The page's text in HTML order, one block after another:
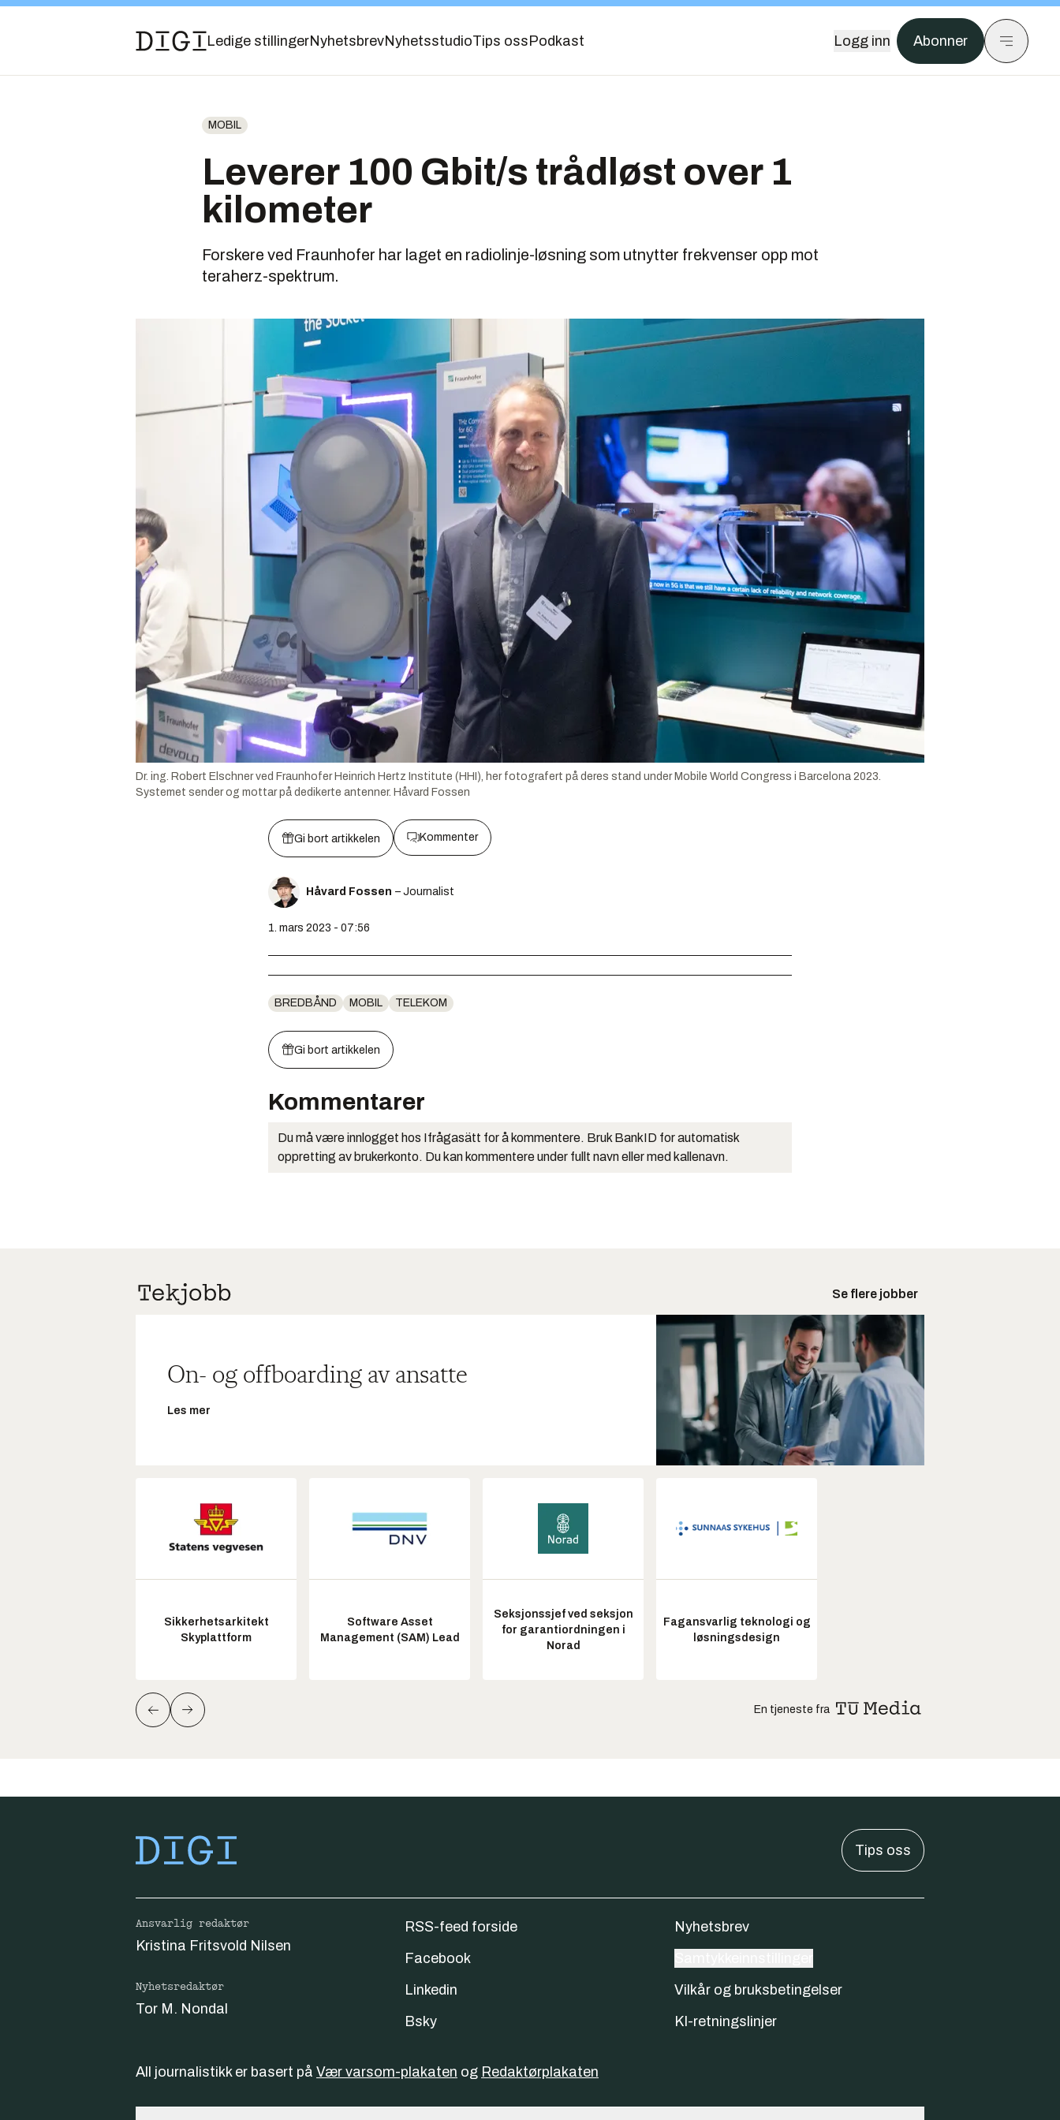
Ledige stillingerNyhetsbrevNyhetsstudioTips oss Podkast Logg inn Abonner
MOBIL
Leverer 100 Gbit/s trådløst over 1
kilometer
Forskere ved Fraunhofer har laget en radiolinje-løsning som utnytter frekvenser opp mot
teraherz-spektrum.
Dr. ing. Robert Elschner ved Fraunhofer Heinrich Hertz Institute (HHI), her fotografert på deres stand under Mobile World Congress i Barcelona 2023.
Systemet sender og mottar på dedikerte antenner. Håvard Fossen
Gi bort artikkelen Kommenter
Håvard Fossen – Journalist
1. mars 2023 - 07:56
BREDBÅND MOBIL TELEKOM
Gi bort artikkelen
Kommentarer
Du må være innlogget hos Ifrågasätt for å kommentere. Bruk BankID for automatisk
oppretting av brukerkonto. Du kan kommentere under fullt navn eller med kallenavn.
Se flere jobber
On- og offboarding av ansatte
Les mer
Sikkerhetsarkitekt
Skyplattform
Software Asset
Management (SAM) Lead
Seksjonssjef ved seksjon
for garantiordningen i
Norad
Fagansvarlig teknologi og
løsningsdesign
En tjeneste fra
Tips oss
Ansvarlig redaktør
Kristina Fritsvold Nilsen
Nyhetsredaktør
Tor M. Nondal
RSS-feed forside
Facebook
Linkedin
Bsky
Nyhetsbrev
Vilkår og bruksbetingelser
KI-retningslinjer
All journalistikk er basert på Vær varsom-plakaten og Redaktørplakaten